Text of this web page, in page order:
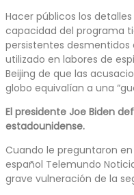
Hacer públicos los
capacidad del programa
persistentes desmentidos
utilizado en labores de
Beijing de que las
globo equivalían a una
El presidente Joe Biden
estadounidense.
Cuando le preguntaron
español Telemundo
grave vulneración de la